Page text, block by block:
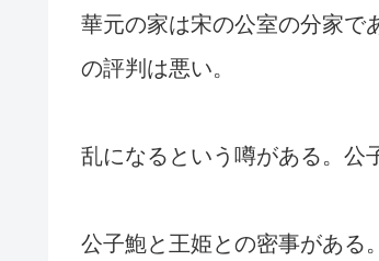
華元の家は宋の公室の分家で
の評判は悪い。
乱になるという噂がある。公
公子鮑と王姫との密事がある